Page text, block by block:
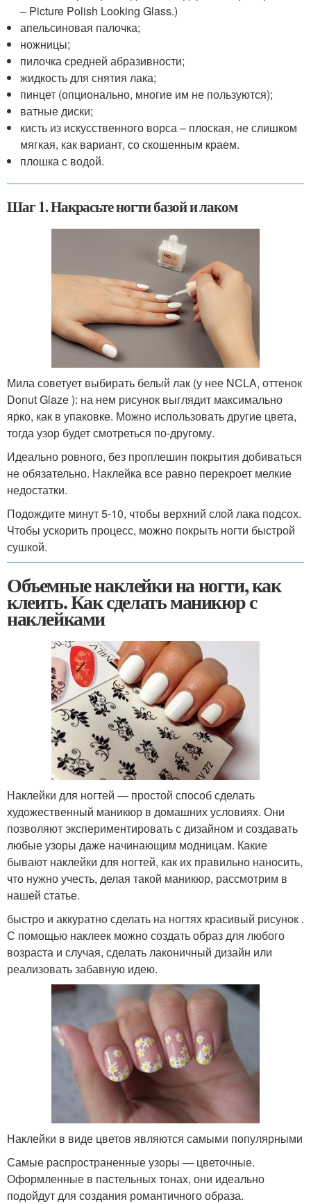
– Picture Polish Looking Glass.)
апельсиновая палочка;
ножницы;
пилочка средней абразивности;
жидкость для снятия лака;
пинцет (опционально, многие им не пользуются);
ватные диски;
кисть из искусственного ворса – плоская, не слишком
мягкая, как вариант, со скошенным краем.
плошка с водой.
Шаг 1. Накрасьте ногти базой и лаком
Мила советует выбирать белый лак (у нее NCLA, оттенок
Donut Glaze ): на нем рисунок выглядит максимально
ярко, как в упаковке. Можно использовать другие цвета,
тогда узор будет смотреться по-другому.
Идеально ровного, без проплешин покрытия добиваться
не обязательно. Наклейка все равно перекроет мелкие
недостатки.
Подождите минут 5-10, чтобы верхний слой лака подсох.
Чтобы ускорить процесс, можно покрыть ногти быстрой
сушкой.
Объемные наклейки на ногти, как
клеить. Как сделать маникюр с
наклейками
Наклейки для ногтей — простой способ сделать
художественный маникюр в домашних условиях. Они
позволяют экспериментировать с дизайном и создавать
любые узоры даже начинающим модницам. Какие
бывают наклейки для ногтей, как их правильно наносить,
что нужно учесть, делая такой маникюр, рассмотрим в
нашей статье.
быстро и аккуратно сделать на ногтях красивый рисунок .
С помощью наклеек можно создать образ для любого
возраста и случая, сделать лаконичный дизайн или
реализовать забавную идею.
Наклейки в виде цветов являются самыми популярными
Самые распространенные узоры — цветочные.
Оформленные в пастельных тонах, они идеально
подойдут для создания романтичного образа.